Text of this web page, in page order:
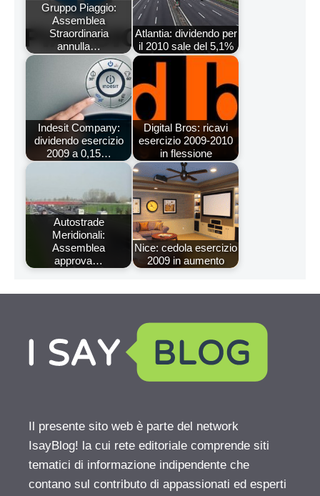
Gruppo Piaggio:
Assemblea
Straordinaria
annulla…
Atlantia: dividendo per
il 2010 sale del 5,1%
Indesit Company:
dividendo esercizio
2009 a 0,15…
Digital Bros: ricavi
esercizio 2009-2010
in flessione
Autostrade
Meridionali:
Assemblea
approva…
Nice: cedola esercizio
2009 in aumento
Il presente sito web è parte del network
IsayBlog! la cui rete editoriale comprende siti
tematici di informazione indipendente che
contano sul contributo di appassionati ed esperti